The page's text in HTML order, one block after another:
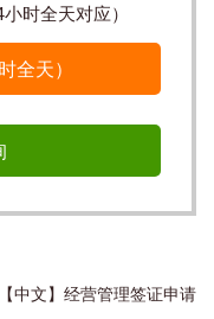
时全天对应）
全天）
【中文】经营管理签证申请